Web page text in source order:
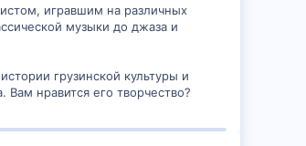
игравшим на различных
музыки до джаза и
грузинской культуры и
нравится его творчество?